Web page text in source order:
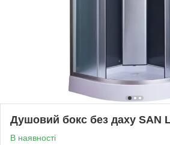
Душовий бокс без даху SAN
В наявності